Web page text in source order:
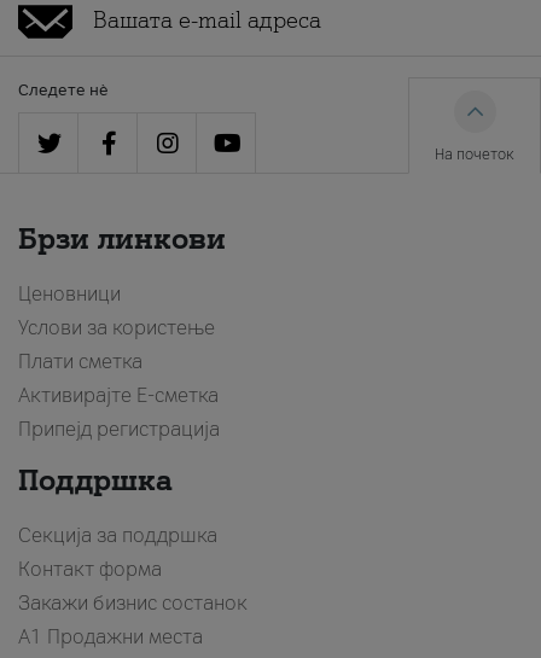
Следете нè
На почеток
Брзи линкови
Ценовници
Услови за користење
Плати сметка
Активирајте Е-сметка
Припејд регистрација
Поддршка
Секција за поддршка
Контакт форма
Закажи бизнис состанок
A1 Продажни места